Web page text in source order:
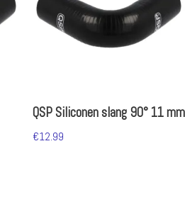
QSP Siliconen slang 90° 11 mm
€12.99